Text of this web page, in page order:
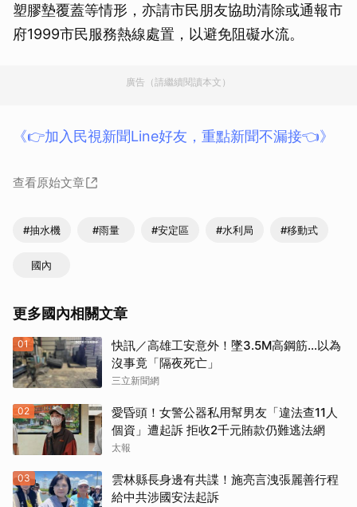
塑膠墊覆蓋等情形，亦請市民朋友協助清除或通報市
府1999市民服務熱線處置，以避免阻礙水流。
廣告（請繼續閱讀本文）
《👉加入民視新聞Line好友，重點新聞不漏接👈》
查看原始文章
#抽水機 #雨量 #安定區 #水利局 #移動式
國內
更多國內相關文章
01
快訊／高雄工安意外！墜3.5M高鋼筋…以為
沒事竟「隔夜死亡」
三立新聞網
02
愛昏頭！女警公器私用幫男友「違法查11人
個資」遭起訴 拒收2千元賄款仍難逃法網
太報
03
雲林縣長身邊有共諜！施亮言洩張麗善行程
給中共涉國安法起訴